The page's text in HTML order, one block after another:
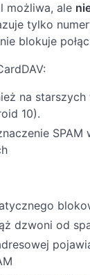
możliwa, ale
tylko
blokuje
na
10).
SPAM
dzwoni od